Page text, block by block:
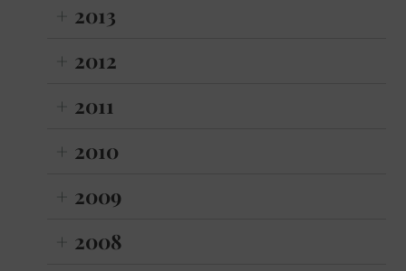
2013
2012
2011
2010
2009
2008